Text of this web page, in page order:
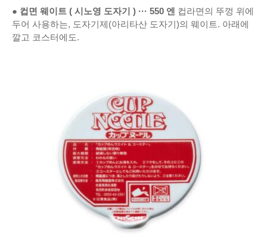
● 컵면 웨이트 ( 시노영 도자기 ) ··· 550 엔 컵라면의 뚜껑 위에
두어 사용하는, 도자기제(아리타산 도자기)의 웨이트. 아래에
깔고 코스터에도.